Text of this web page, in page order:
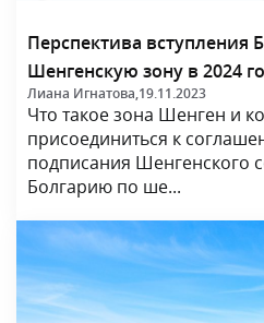
Перспектива вступления
Шенгенскую зону в 2024
Лиана Игнатова,19.11.2023
Что такое зона Шенген и
присоединиться к
подписания Шенгенского
Болгарию по ше...